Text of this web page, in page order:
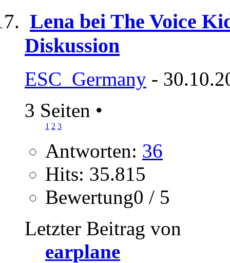
Lena bei The Voice
Diskussion
ESC_Germany -
3 Seiten •
1 2 3
Antworten: 36
Hits: 35.815
Bewertung0 / 5
Letzter Beitrag von
earplane